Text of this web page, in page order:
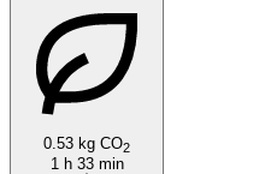
0.53 kg CO2
1 h 33 min